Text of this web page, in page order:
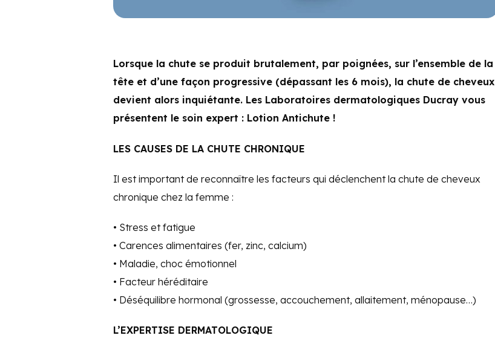
Lorsque la chute se produit brutalement, par poignées, sur l’ensemble de la
tête et d’une façon progressive (dépassant les 6 mois), la chute de cheveux
devient alors inquiétante. Les Laboratoires dermatologiques Ducray vous
présentent le soin expert : Lotion Antichute !
LES CAUSES DE LA CHUTE CHRONIQUE
Il est important de reconnaître les facteurs qui déclenchent la chute de cheveux
chronique chez la femme :
• Stress et fatigue
• Carences alimentaires (fer, zinc, calcium)
• Maladie, choc émotionnel
• Facteur héréditaire
• Déséquilibre hormonal (grossesse, accouchement, allaitement, ménopause…)
L’EXPERTISE DERMATOLOGIQUE